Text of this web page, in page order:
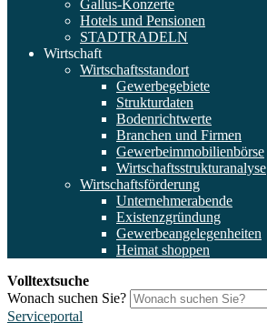
Gallus-Konzerte
Hotels und Pensionen
STADTRADELN
Wirtschaft
Wirtschaftsstandort
Gewerbegebiete
Strukturdaten
Bodenrichtwerte
Branchen und Firmen
Gewerbeimmobilienbörse
Wirtschaftsstrukturanalyse
Wirtschaftsförderung
Unternehmerabende
Existenzgründung
Gewerbeangelegenheiten
Heimat shoppen
Volltextsuche
Wonach suchen Sie?
Serviceportal